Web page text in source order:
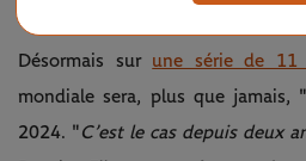
Désormais sur une série de 11
mondiale sera, plus que jamais,
2024. "C’est le cas depuis deux